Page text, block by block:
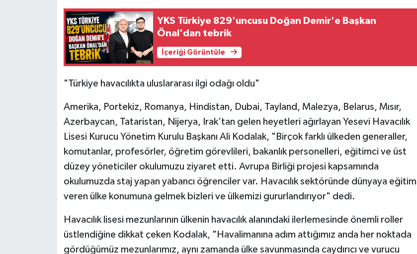
YKS Türkiye 829'uncusu Doğan Demir'e Başkan
Önal'dan tebrik
İçeriği Görüntüle
"Türkiye havacılıkta uluslararası ilgi odağı oldu"
Amerika, Portekiz, Romanya, Hindistan, Dubai, Tayland, Malezya, Belarus, Mısır,
Azerbaycan, Tataristan, Nijerya, Irak’tan gelen heyetleri ağırlayan Yesevi Havacılık
Lisesi Kurucu Yönetim Kurulu Başkanı Ali Kodalak, "Birçok farklı ülkeden generaller,
komutanlar, profesörler, öğretim görevlileri, bakanlık personelleri, eğitimci ve üst
düzey yöneticiler okulumuzu ziyaret etti. Avrupa Birliği projesi kapsamında
okulumuzda staj yapan yabancı öğrenciler var. Havacılık sektöründe dünyaya eğitim
veren ülke konumuna gelmek bizleri ve ülkemizi gururlandırıyor" dedi.
Havacılık lisesi mezunlarının ülkenin havacılık alanındaki ilerlemesinde önemli roller
üstlendiğine dikkat çeken Kodalak, "Havalimanına adım attığımız anda her noktada
gördüğümüz mezunlarımız, aynı zamanda ülke savunmasında caydırıcı ve vurucu